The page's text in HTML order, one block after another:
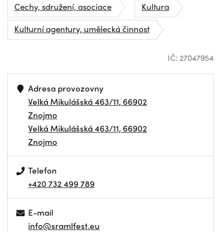
Cechy, sdružení, asociace
Kultura
Kulturní agentury, umělecká činnost
IČ: 27047954
Adresa provozovny
Velká Mikulášská 463/11, 66902
Znojmo
Velká Mikulášská 463/11, 66902
Znojmo
Telefon
+420 732 499 789
E-mail
info@sramlfest.eu